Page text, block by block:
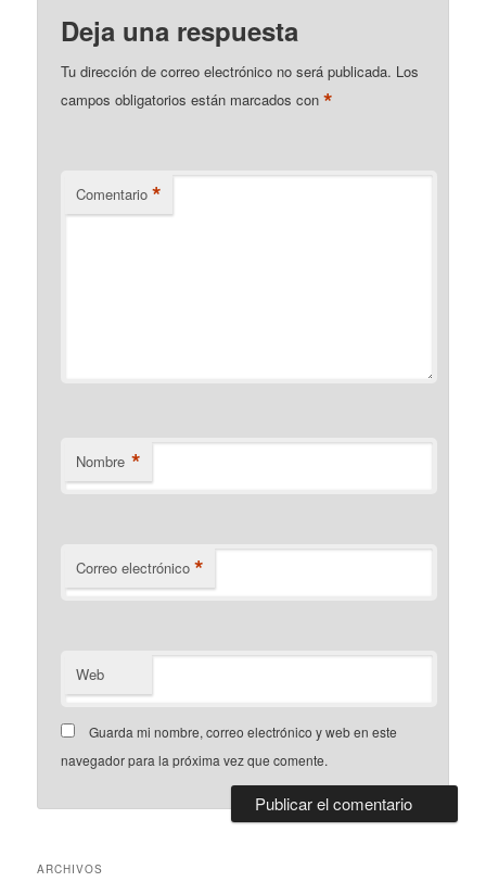
Deja una respuesta
Tu dirección de correo electrónico no será publicada. Los
campos obligatorios están marcados con*
Comentario *
Nombre *
Correo electrónico *
Web
Guarda mi nombre, correo electrónico y web en este
navegador para la próxima vez que comente.
ARCHIVOS